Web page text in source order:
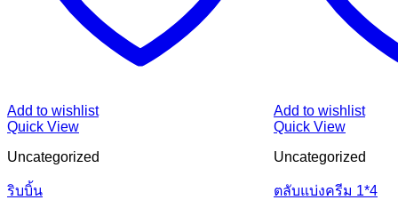
Add to wishlist
Quick View
Uncategorized
ริบบิ้น
Add to wishlist
Quick View
Uncategorized
ตลับแบ่งครีม 1*4